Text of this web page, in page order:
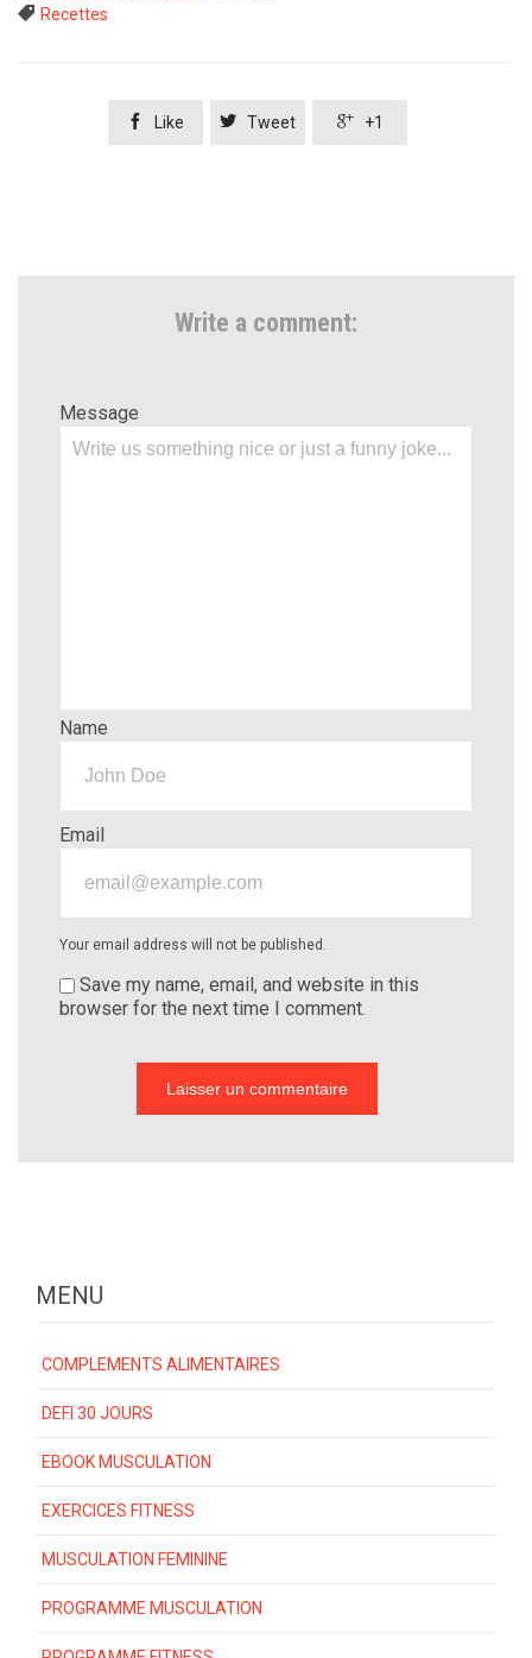
 Tags
Recettes
 Like  Tweet  +1
Write a comment:
Message
Name
Email
Your email address will not be published.
Save my name, email, and website in this
browser for the next time I comment.
MENU
COMPLEMENTS ALIMENTAIRES
DEFI 30 JOURS
EBOOK MUSCULATION
EXERCICES FITNESS
MUSCULATION FEMININE
PROGRAMME MUSCULATION